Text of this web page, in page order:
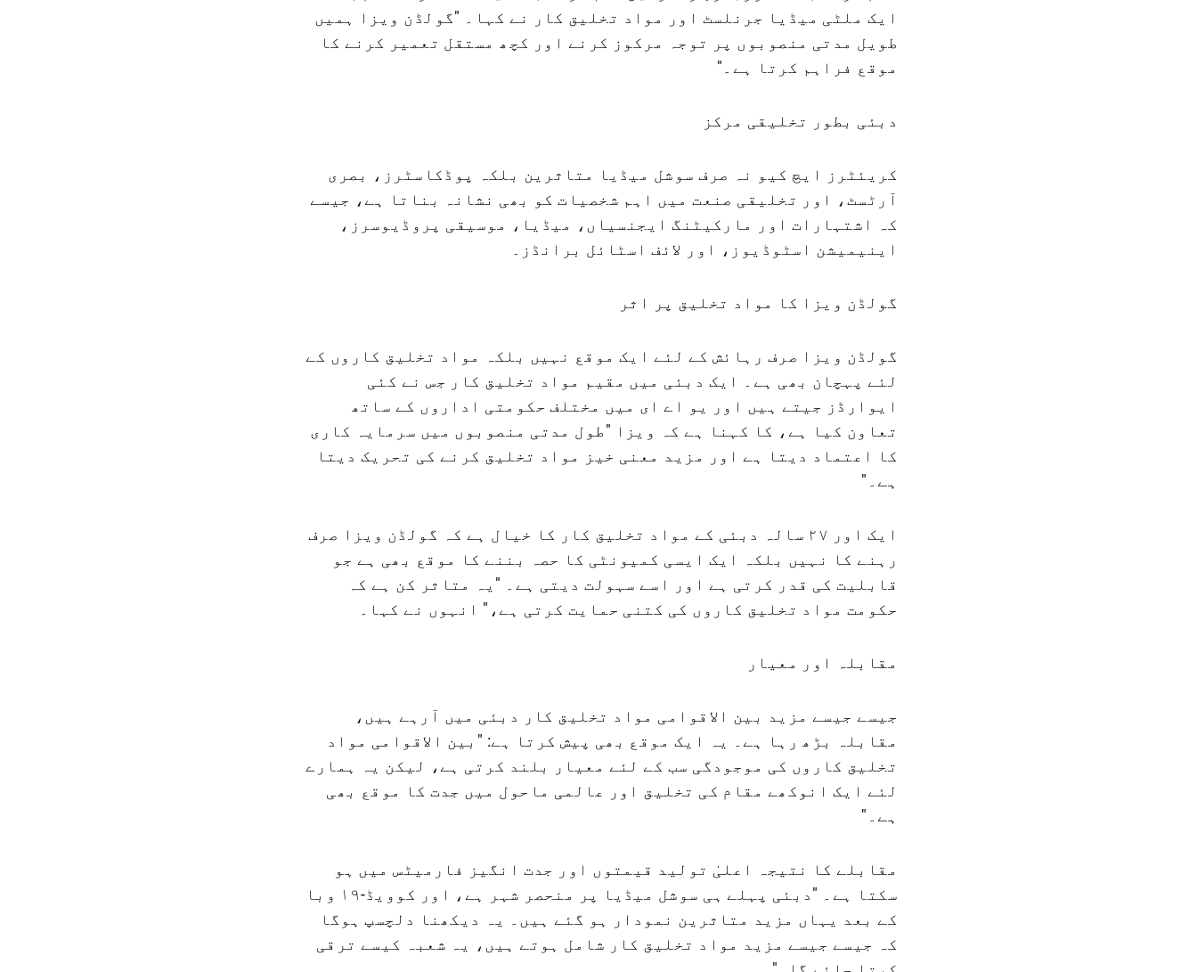
ایک ملٹی میڈیا جرنلسٹ اور مواد تخلیق کار نے کہا۔ "گولڈن ویزا ہمیں
طویل مدتی منصوبوں پر توجہ مرکوز کرنے اور کچھ مستقل تعمیر کرنے کا
موقع فراہم کرتا ہے۔"
دبئی بطور تخلیقی مرکز
کریئٹرز ایچ کیو نہ صرف سوشل میڈیا متاثرین بلکہ پوڈکاسٹرز، بصری
آرٹسٹ، اور تخلیقی صنعت میں اہم شخصیات کو بھی نشانہ بناتا ہے، جیسے
کہ اشتہارات اور مارکیٹنگ ایجنسیاں، میڈیا، موسیقی پروڈیوسرز،
اینیمیشن اسٹوڈیوز، اور لائف اسٹائل برانڈز۔
گولڈن ویزا کا مواد تخلیق پر اثر
گولڈن ویزا صرف رہائش کے لئے ایک موقع نہیں بلکہ مواد تخلیق کاروں کے
لئے پہچان بھی ہے۔ ایک دبئی میں مقیم مواد تخلیق کار جس نے کئی
ایوارڈز جیتے ہیں اور یو اے ای میں مختلف حکومتی اداروں کے ساتھ
تعاون کیا ہے، کا کہنا ہے کہ ویزا "طول مدتی منصوبوں میں سرمایہ کاری
کا اعتماد دیتا ہے اور مزید معنی خیز مواد تخلیق کرنے کی تحریک دیتا
ہے۔"
ایک اور ۲۷ سالہ دبئی کے مواد تخلیق کار کا خیال ہے کہ گولڈن ویزا صرف
رہنے کا نہیں بلکہ ایک ایسی کمیونٹی کا حصہ بننے کا موقع بھی ہے جو
قابلیت کی قدر کرتی ہے اور اسے سہولت دیتی ہے۔ "یہ متاثر کن ہے کہ
حکومت مواد تخلیق کاروں کی کتنی حمایت کرتی ہے،" انہوں نے کہا۔
مقابلہ اور معیار
جیسے جیسے مزید بین الاقوامی مواد تخلیق کار دبئی میں آرہے ہیں،
مقابلہ بڑھ رہا ہے۔ یہ ایک موقع بھی پیش کرتا ہے: "بین الاقوامی مواد
تخلیق کاروں کی موجودگی سب کے لئے معیار بلند کرتی ہے، لیکن یہ ہمارے
لئے ایک انوکھے مقام کی تخلیق اور عالمی ماحول میں جدت کا موقع بھی
ہے۔"
مقابلے کا نتیجہ اعلیٰ تولید قیمتوں اور جدت انگیز فارمیٹس میں ہو
سکتا ہے۔ "دبئی پہلے ہی سوشل میڈیا پر منحصر شہر ہے، اور کوویڈ-۱۹ وبا
کے بعد یہاں مزید متاثرین نمودار ہو گئے ہیں۔ یہ دیکھنا دلچسپ ہوگا
کہ جیسے جیسے مزید مواد تخلیق کار شامل ہوتے ہیں، یہ شعبہ کیسے ترقی